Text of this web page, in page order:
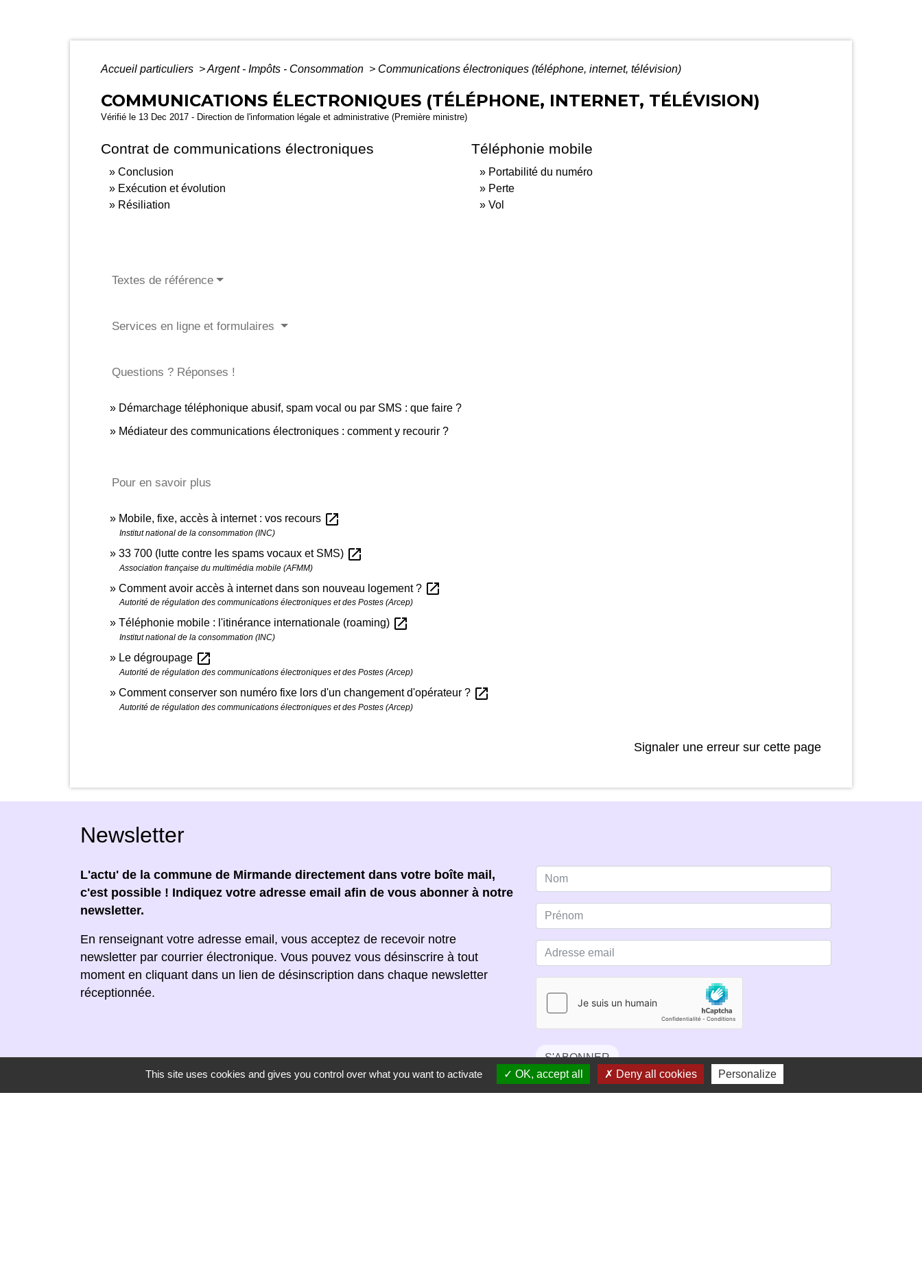
Accueil particuliers >Argent - Impôts - Consommation > Communications électroniques (téléphone, internet, télévision)
COMMUNICATIONS ÉLECTRONIQUES (TÉLÉPHONE, INTERNET, TÉLÉVISION)
Vérifié le 13 Dec 2017 - Direction de l'information légale et administrative (Première ministre)
Contrat de communications électroniques
Conclusion
Exécution et évolution
Résiliation
Téléphonie mobile
Portabilité du numéro
Perte
Vol
Textes de référence
Services en ligne et formulaires
Questions ? Réponses !
Démarchage téléphonique abusif, spam vocal ou par SMS : que faire ?
Médiateur des communications électroniques : comment y recourir ?
Pour en savoir plus
Mobile, fixe, accès à internet : vos recours open_in_new
Institut national de la consommation (INC)
33 700 (lutte contre les spams vocaux et SMS) open_in_new
Association française du multimédia mobile (AFMM)
Comment avoir accès à internet dans son nouveau logement ? open_in_new
Autorité de régulation des communications électroniques et des Postes (Arcep)
Téléphonie mobile : l'itinérance internationale (roaming) open_in_new
Institut national de la consommation (INC)
Le dégroupage open_in_new
Autorité de régulation des communications électroniques et des Postes (Arcep)
Comment conserver son numéro fixe lors d'un changement d'opérateur ? open_in_new
Autorité de régulation des communications électroniques et des Postes (Arcep)
Signaler une erreur sur cette page
Newsletter
L'actu' de la commune de Mirmande directement dans votre boîte mail,
c'est possible ! Indiquez votre adresse email afin de vous abonner à notre
newsletter.
En renseignant votre adresse email, vous acceptez de recevoir notre
newsletter par courrier électronique. Vous pouvez vous désinscrire à tout
moment en cliquant dans un lien de désinscription dans chaque newsletter
réceptionnée.
S'ABONNER
This site uses cookies and gives you control over what you want to activate OK, accept all Deny all cookies Personalize